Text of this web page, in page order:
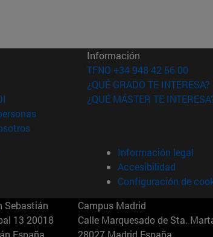
en nueva ventana)
en nueva ventana)
(abre en nueva ventana)
(abre en nueva ventana)
(abre en nueva ventana)
Información
TFNO +34 948 42 56 00
¿QUÉ GRADO TE INTERESA?
¿QUÉ MÁSTER TE
Información legal
Accesibilidad
Configuración de
Sebastián
13 20018
España
Campus Madrid
Calle Marquesado de Sta.
28027 Madrid España